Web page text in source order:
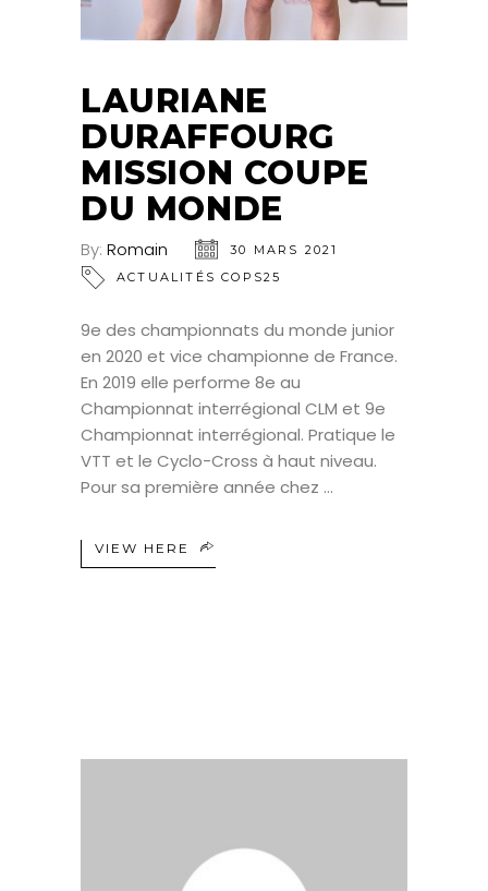
LAURIANE
DURAFFOURG
MISSION COUPE
DU MONDE
By: Romain
30 MARS 2021
ACTUALITÉS COPS25
9e des championnats du monde junior
en 2020 et vice championne de France.
En 2019 elle performe 8e au
Championnat interrégional CLM et 9e
Championnat interrégional. Pratique le
VTT et le Cyclo-Cross à haut niveau.
Pour sa première année chez
VIEW HERE